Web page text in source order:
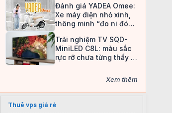
Đánh giá YADEA Omee:
Xe máy điện nhỏ xinh,
thông minh “đo ni đóng
Trải nghiệm TV SQD-
MiniLED C8L: màu sắc
rực rỡ chưa từng thấy ở
Xem thêm
Thuê vps giá rẻ